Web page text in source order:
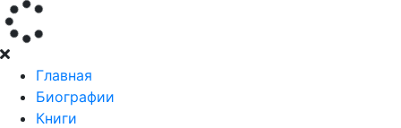
Главная
Биографии
Книги